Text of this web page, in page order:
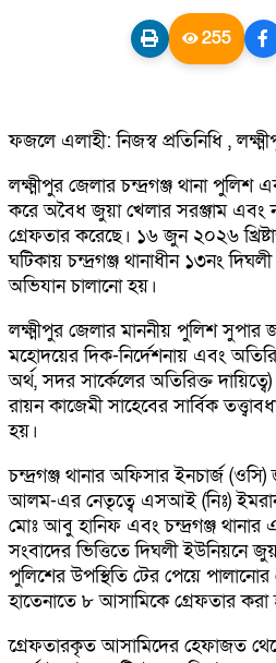
255
​ফজলে এলাহী: নিজস্ব প্রতিনিধি ,
লক্ষ্মীপুর জেলার চন্দ্রগঞ্জ থানা
করে অবৈধ জুয়া খেলার সরঞ্জাম
গ্রেফতার করেছে। ১৬ জুন ২০২৬
ঘটিকায় চন্দ্রগঞ্জ থানাধীন ১৩নং
অভিযান চালানো হয়।
​লক্ষ্মীপুর জেলার মাননীয় পুলিশ
মহোদয়ের দিক-নির্দেশনায় এবং
অর্থ, সদর সার্কেলের অতিরিক্ত
রায়ন কাজেমী সাহেবের সার্বিক
হয়।
​চন্দ্রগঞ্জ থানার অফিসার ইনচার্জ
আলম-এর নেতৃত্বে এসআই (নিঃ)
মোঃ আবু হানিফ এবং চন্দ্রগঞ্জ
সংবাদের ভিত্তিতে দিঘলী ইউনিয়নে
পুলিশের উপস্থিতি টের পেয়ে পালানোর
হাতেনাতে ৮ আসামিকে গ্রেফতার করা
​গ্রেফতারকৃত আসামিদের হেফাজত